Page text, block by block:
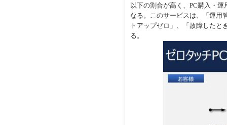
以下の割合が高く、PC購入・
なる。このサービスは、「運用
トアップゼロ」、「故障した
る。